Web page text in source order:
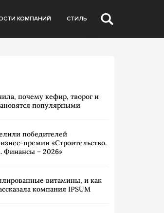
КОМПАНИЙ СТИЛЬ
почему кефир, творог и
популярными
победителей
премии «Строительство.
Финансы – 2026»
витамины, и как
компания IPSUM